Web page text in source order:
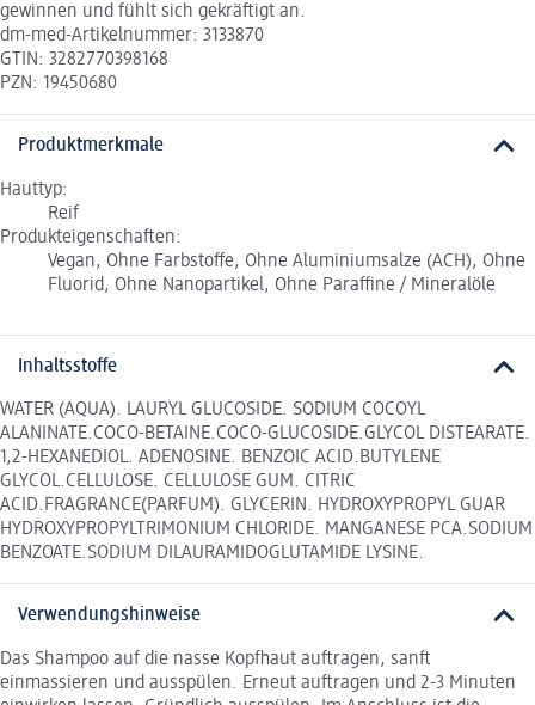
gewinnen und fühlt sich gekräftigt an.
dm-med-Artikelnummer: 3133870
GTIN: 3282770398168
PZN: 19450680
Produktmerkmale
Hauttyp:
Reif
Produkteigenschaften:
Vegan, Ohne Farbstoffe, Ohne Aluminiumsalze (ACH), Ohne
Fluorid, Ohne Nanopartikel, Ohne Paraffine / Mineralöle
Inhaltsstoffe
WATER (AQUA). LAURYL GLUCOSIDE. SODIUM COCOYL
ALANINATE.COCO-BETAINE.COCO-GLUCOSIDE.GLYCOL DISTEARATE.
1,2-HEXANEDIOL. ADENOSINE. BENZOIC ACID.BUTYLENE
GLYCOL.CELLULOSE. CELLULOSE GUM. CITRIC
ACID.FRAGRANCE(PARFUM). GLYCERIN. HYDROXYPROPYL GUAR
HYDROXYPROPYLTRIMONIUM CHLORIDE. MANGANESE PCA.SODIUM
BENZOATE.SODIUM DILAURAMIDOGLUTAMIDE LYSINE.
Verwendungshinweise
Das Shampoo auf die nasse Kopfhaut auftragen, sanft
einmassieren und ausspülen. Erneut auftragen und 2-3 Minuten